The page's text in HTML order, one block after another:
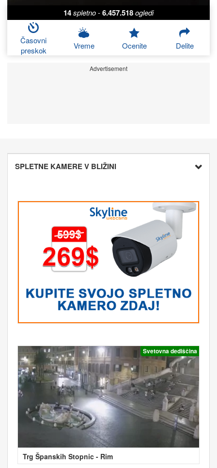
14spletno-6.457.518ogledi
Časovni
preskok
Vreme Ocenite Delite
Advertisement
SPLETNE KAMERE V BLIŽINI
Svetovna dediščina
Trg Španskih Stopnic - Rim